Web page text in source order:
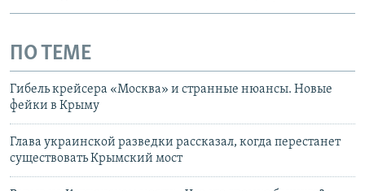
ПО ТЕМЕ
Гибель крейсера «Москва» и странные нюансы. Новые
фейки в Крыму
Глава украинской разведки рассказал, когда перестанет
существовать Крымский мост